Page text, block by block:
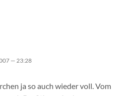
— 23:28
ja so auch wieder voll. Vom